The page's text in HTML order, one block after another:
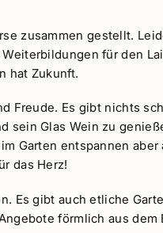
zusammen gestellt.
für den
hat Zukunft.
Freude. Es gibt nichts
sein Glas Wein zu
Garten entspannen aber
das Herz!
Es gibt auch etliche
förmlich aus dem